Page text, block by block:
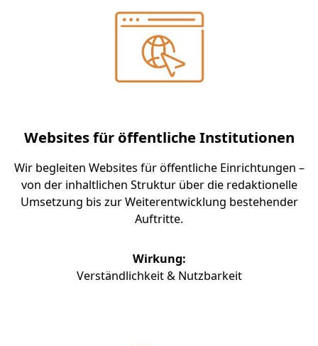
Websites für öffentliche Institutionen
Wir begleiten Websites für öffentliche Einrichtungen –
von der inhaltlichen Struktur über die redaktionelle
Umsetzung bis zur Weiterentwicklung bestehender
Auftritte.
Wirkung:
Verständlichkeit & Nutzbarkeit